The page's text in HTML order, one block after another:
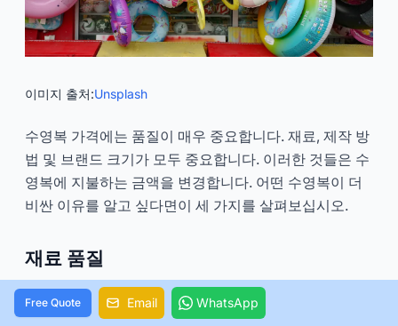
이미지 출처:Unsplash
수영복 가격에는 품질이 매우 중요합니다. 재료, 제작 방
법 및 브랜드 크기가 모두 중요합니다. 이러한 것들은 수
영복에 지불하는 금액을 변경합니다. 어떤 수영복이 더
비싼 이유를 알고 싶다면이 세 가지를 살펴보십시오.
재료 품질
수영복을 만지면 소재의 품질을 쉽게 알 수 있습니다. 나
Free Quote Email WhatsApp